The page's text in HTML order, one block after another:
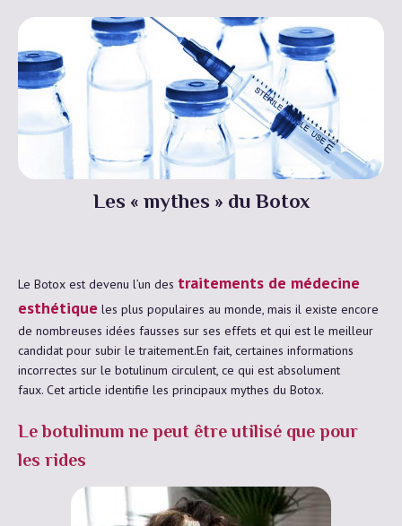
Les « mythes » du Botox
Le Botox est devenu l’un des traitements de médecine
esthétique les plus populaires au monde, mais il existe encore
de nombreuses idées fausses sur ses effets et qui est le meilleur
candidat pour subir le traitement.En fait, certaines informations
incorrectes sur le botulinum circulent, ce qui est absolument
faux. Cet article identifie les principaux mythes du Botox.
Le botulinum ne peut être utilisé que pour
les rides